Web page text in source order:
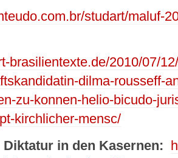
studart/maluf-
brasilientexte.de/2010/07/
dilma-rousseff-
zu-konnen-helio-bicudo-
kirchlicher-mensc/
Diktatur in den Kasernen: